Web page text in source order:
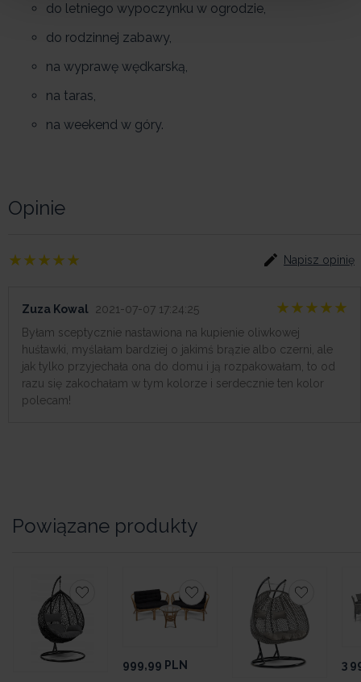
do letniego wypoczynku w ogrodzie,
do rodzinnej zabawy,
na wyprawę wędkarską,
na taras,
na weekend w góry.
Opinie
Napisz opinię
Zuza Kowal 2021-07-07 17:24:25
Byłam sceptycznie nastawiona na kupienie oliwkowej
huśtawki, myślałam bardziej o jakimś brązie albo czerni, ale
jak tylko przyjechała ona do domu i ją rozpakowałam, to od
razu się zakochałam w tym kolorze i serdecznie ten kolor
polecam!
Powiązane produkty
999,99 PLN
3